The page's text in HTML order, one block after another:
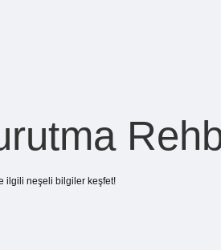
ilgili neşeli bilgiler keşfet!